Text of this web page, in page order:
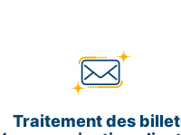
Traitement des